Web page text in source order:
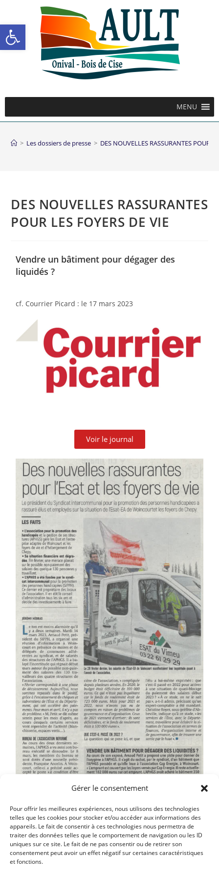
Ouvrir la barre d’outils
Gérer le consentement
Pour offrir les meilleures expériences, nous utilisons des technologies
telles que les cookies pour stocker et/ou accéder aux informations des
appareils. Le fait de consentir à ces technologies nous permettra de
traiter des données telles que le comportement de navigation ou les ID
uniques sur ce site. Le fait de ne pas consentir ou de retirer son
consentement peut avoir un effet négatif sur certaines caractéristiques
et fonctions.
MENU
> Les dossiers de presse > DES NOUVELLES RASSURANTES POUR
DES NOUVELLES RASSURANTES
POUR LES FOYERS DE VIE
Vendre un bâtiment pour dégager des
liquidés ?
cf. Courrier Picard : le 17 mars 2023
Voir le journal
Article précédent
REPAS DE PRINTEMPS DES AINÉS